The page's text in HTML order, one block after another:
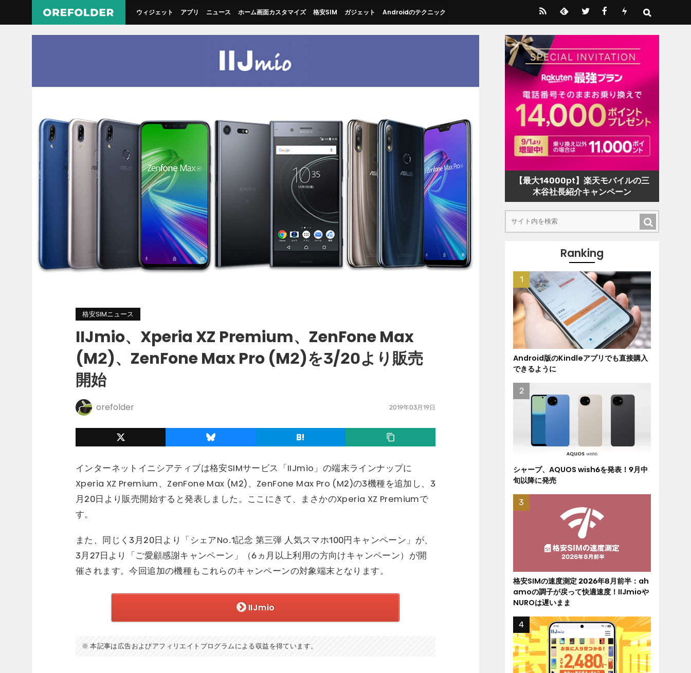
ウィジェット アプリ ニュース ホーム画面カスタマイズ 格安SIM ガジェット Androidのテクニック
格安SIMニュース
IIJmio、Xperia XZ Premium、ZenFone Max
(M2)、ZenFone Max Pro (M2)を3/20より販売
開始
orefolder 2019年03月19日
インターネットイニシアティブは格安SIMサービス「IIJmio」の端末ラインナップに
Xperia XZ Premium、ZenFone Max (M2)、ZenFone Max Pro (M2)の3機種を追加し、3
月20日より販売開始すると発表しました。ここにきて、まさかのXperia XZ Premiumで
す。
また、同じく3月20日より「シェアNo.1記念 第三弾 人気スマホ100円キャンペーン」が、
3月27日より「ご愛顧感謝キャンペーン」（6ヵ月以上利用の方向けキャンペーン）が開
催されます。今回追加の機種もこれらのキャンペーンの対象端末となります。
IIJmio
本記事は広告およびアフィリエイトプログラムによる収益を得ています。
【最大14000pt】楽天モバイルの三
木谷社長紹介キャンペーン
Ranking
Android版のKindleアプリでも直接購入
できるように
シャープ、AQUOS wish6を発表！9月中
旬以降に発売
格安SIMの速度測定 2026年8月前半：ah
amoの調子が戻って快適速度！IIJmioや
NUROは遅いまま